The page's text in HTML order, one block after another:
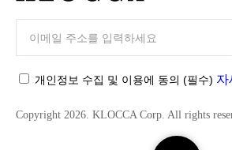
검
C
C
개인정보 수집 및 이용에 동의 (필수) 자
Copyright 2026. KLOCCA Corp. All rights